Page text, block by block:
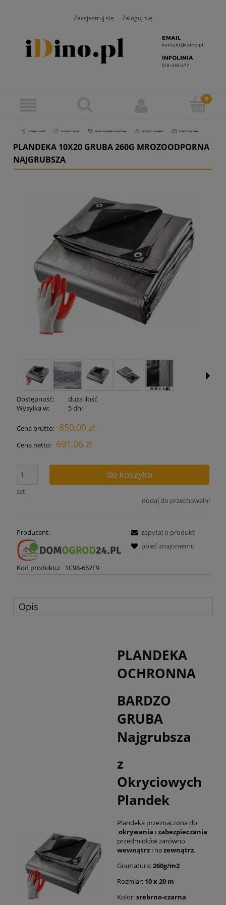
Zarejestruj się Zaloguj się
PLANDEKA 10X20 GRUBA 260G MROZOODPORNA
NAJGRUBSZA
Dostępność:
duża ilość
Wysyłka w:
5 dni
Cena brutto: 850,00 zł
Cena netto: 691,06 zł
szt.
do koszyka
dodaj do przechowalni
Producent:
Kod produktu: 1C98-662F9
zapytaj o produkt
poleć znajomemu
Opis
PLANDEKA
OCHRONNA
BARDZO
GRUBA
Najgrubsza
z
Okryciowych
Plandek
Plandeka przeznaczona do
okrywania i zabezpieczania
przedmiotów zarówno
wewnątrz i na zewnątrz.
Gramatura:260g/m2
Rozmiar: 10 x 20 m
Kolor:srebrno-czarna